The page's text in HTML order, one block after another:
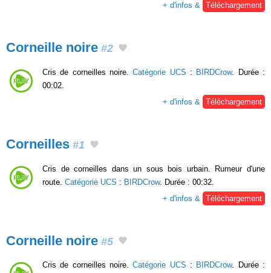
+ d'infos & Téléchargement
Corneille noire #2
Cris de corneilles noire.Catégorie UCS : BIRDCrow. Durée :
00:02.
+ d'infos &
Téléchargement
Corneilles #1
Cris de corneilles dans un sous bois urbain. Rumeur d'une
route. Catégorie UCS : BIRDCrow. Durée : 00:32.
+ d'infos &
Téléchargement
Corneille noire #5
Cris de corneilles noire.Catégorie UCS : BIRDCrow. Durée :